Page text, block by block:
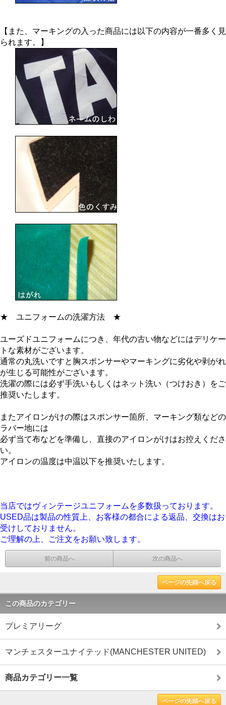
【また、マーキングの入った商品には以下の内容が一番多く見
られます。】
★ ユニフォームの洗濯方法 ★
ユーズドユニフォームにつき、年代の古い物などにはデリケー
トな素材がございます。
通常の丸洗いですと胸スポンサーやマーキングに劣化や剥がれ
が生じる可能性がございます。
洗濯の際には必ず手洗いもしくはネット洗い（つけおき）をご
推奨いたします。
またアイロンがけの際はスポンサー箇所、マーキング類などの
ラバー地には
必ず当て布などを準備し、直接のアイロンがけはお控えくださ
い。
アイロンの温度は中温以下を推奨いたします。
当店ではヴィンテージユニフォームを多数扱っております。
USED品は製品の性質上、お客様の都合による返品、交換はお
受けしておりません。
ご理解の上、ご注文をお願い致します。
前の商品へ 次の商品へ
ページの先頭へ戻る
この商品のカテゴリー
プレミアリーグ
マンチェスターユナイテッド(MANCHESTER UNITED)
商品カテゴリー一覧
ページの先頭へ戻る